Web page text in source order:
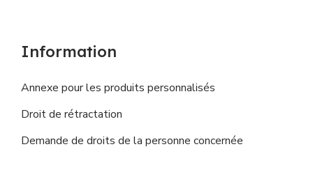
Information
Annexe pour les produits personnalisés
Droit de rétractation
Demande de droits de la personne concernée